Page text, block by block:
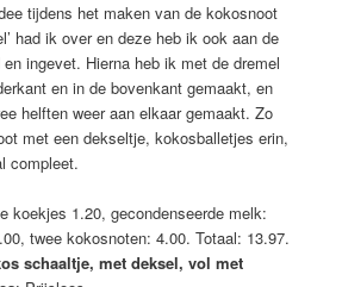
tijdens het maken van de kokosnoot
had ik over en deze heb ik ook aan de
ingevet. Hierna heb ik met de dremel
en in de bovenkant gemaakt, en
helften weer aan elkaar gemaakt. Zo
met een dekseltje, kokosballetjes erin,
compleet.
koekjes 1.20, gecondenseerde melk:
twee kokosnoten: 4.00. Totaal: 13.97.
schaaltje, met deksel, vol met